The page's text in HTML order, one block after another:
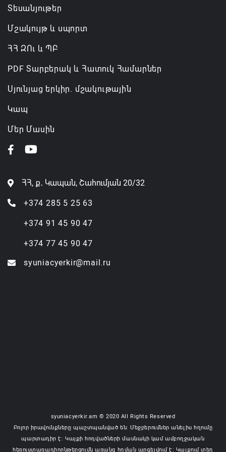
Տեսանյութեր
Մշակույթ և սպորտ
ՀՀ ԶՈւ և ՊԲ
PDF Տարբերակ և Հատուկ Համարներ
Սյունյաց երկիր. մշակութային
Կապ
Մեր Մասին
ՀՀ, ք․ Կապան, Շահումյան 20/32
+374 285 5 25 63
+374 91 45 90 47
+374 77 45 90 47
syuniacyerkir@mail.ru
syuniacyerkir.am © 2020 All Rights Reserved
Բոլոր իրավունքները պաշտպանված են: Մեջբերումներ անելիս հղումը
պարտադիր է: Կայքի հոդվածների մասնակի կամ ամբողջական
հեռուստառադիոընթերցումն առանց հղման արգելվում է: Կայքում տեղ